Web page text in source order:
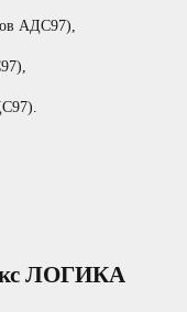
АДС97),
ЛОГИКА